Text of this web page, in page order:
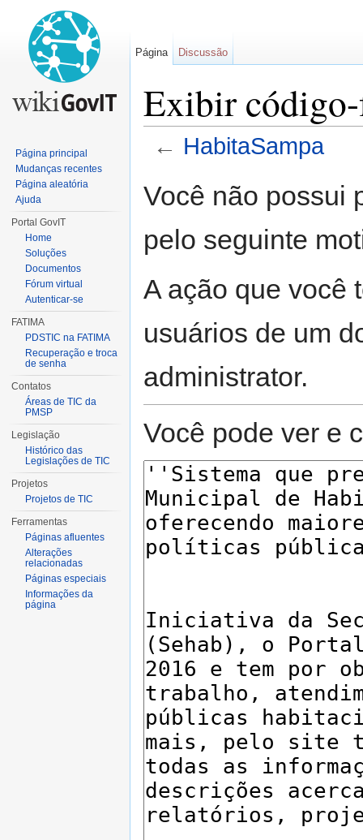
Exibir código-
← HabitaSampa
Você não possui
pelo seguinte
A ação que você
usuários de um
administrator.
Você pode ver e
Página Discussão
Página principal
Mudanças recentes
Página aleatória
Ajuda
Portal GovIT
Home
Soluções
Documentos
Fórum virtual
Autenticar-se
FATIMA
PDSTIC na FATIMA
Recuperação e troca
de senha
Contatos
Áreas de TIC da
PMSP
Legislação
Histórico das
Legislações de TIC
Projetos
Projetos de TIC
Ferramentas
Páginas afluentes
Alterações
relacionadas
Páginas especiais
Informações da
página